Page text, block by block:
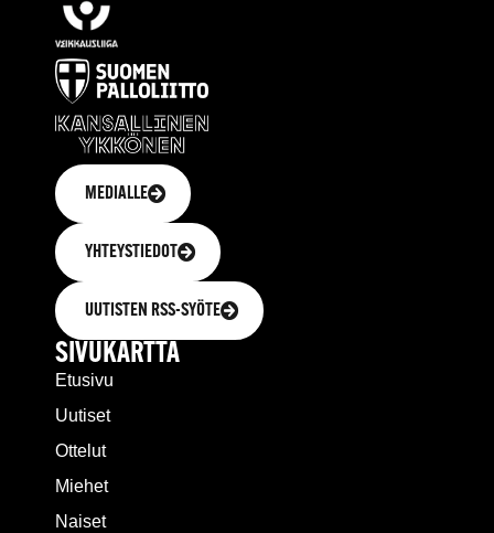
MEDIALLE
YHTEYSTIEDOT
UUTISTEN RSS-SYÖTE
SIVUKARTTA
Etusivu
Uutiset
Ottelut
Miehet
Naiset